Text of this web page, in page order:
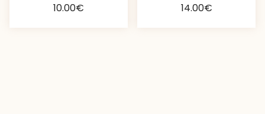
10.00€ 14.00€